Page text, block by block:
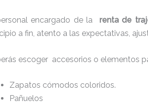
encargado de la renta de
a fin, atento a las expectativas,
escoger accesorios o elementos
Zapatos cómodos coloridos.
Pañuelos